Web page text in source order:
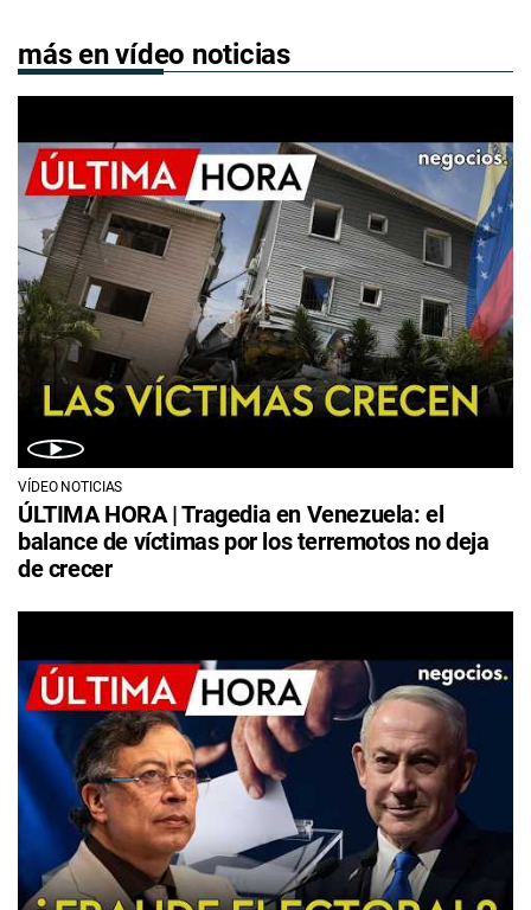
más en vídeo noticias
VÍDEO NOTICIAS
ÚLTIMA HORA | Tragedia en Venezuela: el
balance de víctimas por los terremotos no deja
de crecer